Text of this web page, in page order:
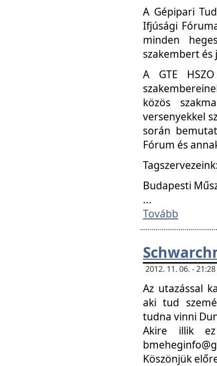
A Gépipari
Ifjúsági
minden
szakembert
A GTE
közös
versenyekkel
során
Fórum és
Budapesti
...
Tovább
2012. 11. 06. -
Az utazással
aki tud
tudna vinni
Akire illik
Köszönjük